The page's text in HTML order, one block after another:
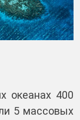
океанах 400
5 массовых